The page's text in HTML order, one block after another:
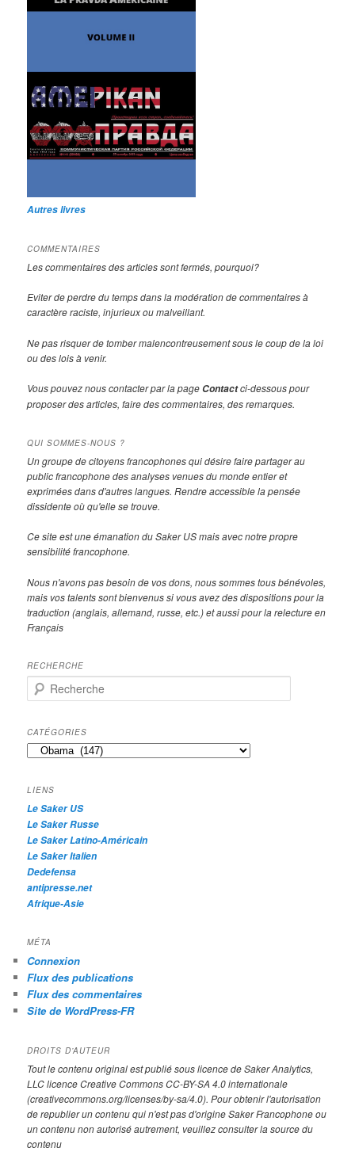
Autres livres
COMMENTAIRES
Les commentaires des articles sont fermés, pourquoi?
Eviter de perdre du temps dans la modération de commentaires à
caractère raciste, injurieux ou malveillant.
Ne pas risquer de tomber malencontreusement sous le coup de la loi
ou des lois à venir.
Vous pouvez nous contacter par la page Contactci-dessous pour
proposer des articles, faire des commentaires, des remarques.
QUI SOMMES-NOUS ?
Un groupe de citoyens francophones qui désire faire partager au
public francophone des analyses venues du monde entier et
exprimées dans d'autres langues. Rendre accessible la pensée
dissidente où qu'elle se trouve.
Ce site est une émanation du Saker US mais avec notre propre
sensibilité francophone.
Nous n'avons pas besoin de vos dons, nous sommes tous bénévoles,
mais vos talents sont bienvenus si vous avez des dispositions pour la
traduction (anglais, allemand, russe, etc.) et aussi pour la relecture en
Français
RECHERCHE
e
h
e
r
h
e
CATÉGORIES
Catégories
LIENS
Le Saker US
Le Saker Russe
Le Saker Latino-Américain
Le Saker Italien
Dedefensa
antipresse.net
Afrique-Asie
MÉTA
Connexion
Flux des publications
Flux des commentaires
Site de WordPress-FR
DROITS D’AUTEUR
Tout le contenu original est publié sous licence de Saker Analytics,
LLC licence Creative Commons CC-BY-SA 4.0 internationale
(creativecommons.org/licenses/by-sa/4.0). Pour obtenir l'autorisation
de republier un contenu qui n'est pas d'origine Saker Francophone ou
un contenu non autorisé autrement, veuillez consulter la source du
contenu